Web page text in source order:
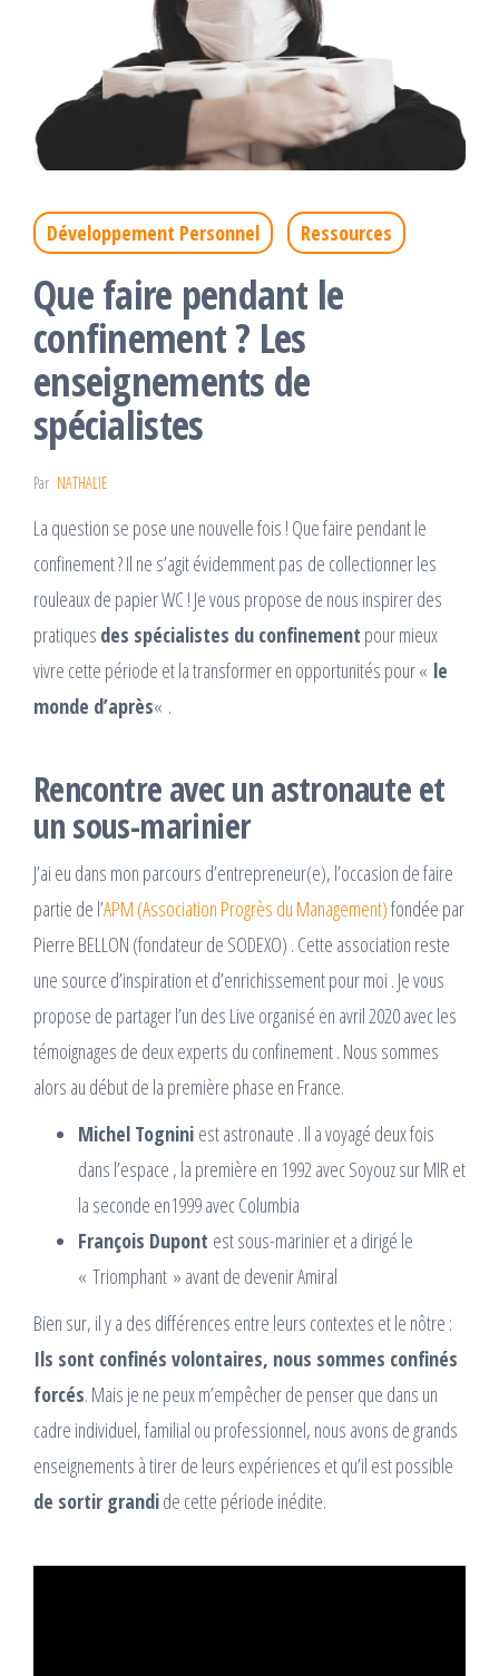
Développement Personnel Ressources
Que faire pendant le
confinement ? Les
enseignements de
spécialistes
Par NATHALIE
La question se pose une nouvelle fois ! Que faire pendant le
confinement ? Il ne s’agit évidemment pas de collectionner les
rouleaux de papier WC ! Je vous propose de nous inspirer des
pratiques des spécialistes du confinement pour mieux
vivre cette période et la transformer en opportunités pour « le
monde d’après« .
Rencontre avec un astronaute et
un sous-marinier
J’ai eu dans mon parcours d’entrepreneur(e), l’occasion de faire
partie de l’APM (Association Progrès du Management)fondée par
Pierre BELLON (fondateur de SODEXO) . Cette association reste
une source d’inspiration et d’enrichissement pour moi . Je vous
propose de partager l’un des Live organisé en avril 2020 avec les
témoignages de deux experts du confinement . Nous sommes
alors au début de la première phase en France.
Michel Tognini est astronaute . Il a voyagé deux fois
dans l’espace , la première en 1992 avec Soyouz sur MIR et
la seconde en1999 avec Columbia
François Dupont est sous-marinier et a dirigé le
« Triomphant » avant de devenir Amiral
Bien sur, il y a des différences entre leurs contextes et le nôtre :
Ils sont confinés volontaires, nous sommes confinés
forcés. Mais je ne peux m’empêcher de penser que dans un
cadre individuel, familial ou professionnel, nous avons de grands
enseignements à tirer de leurs expériences et qu’il est possible
de sortir grandide cette période inédite.